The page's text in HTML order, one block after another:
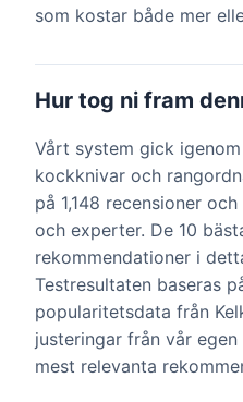
som kostar både mer
Hur tog ni fram
Vårt system gick
kockknivar och
på 1,148 recensioner
och experter. De 10
rekommendationer i
Testresultaten baseras
popularitetsdata från
justeringar från vår
mest relevanta